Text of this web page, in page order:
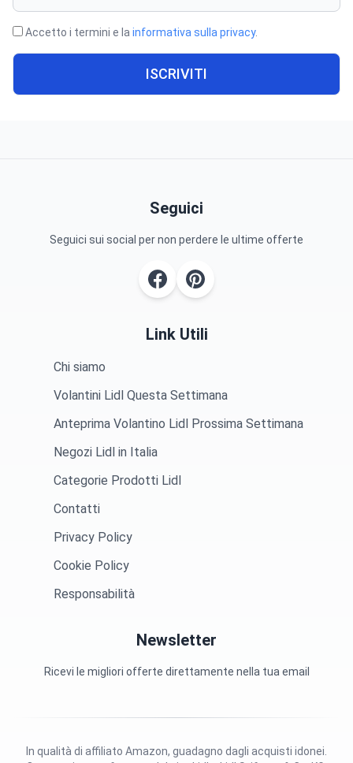
Accetto i termini e la informativa sulla privacy.
ISCRIVITI
Seguici
Seguici sui social per non perdere le ultime offerte
Link Utili
Chi siamo
Volantini Lidl Questa Settimana
Anteprima Volantino Lidl Prossima Settimana
Negozi Lidl in Italia
Categorie Prodotti Lidl
Contatti
Privacy Policy
Cookie Policy
Responsabilità
Newsletter
Ricevi le migliori offerte direttamente nella tua email
In qualità di affiliato Amazon, guadagno dagli acquisti idonei.